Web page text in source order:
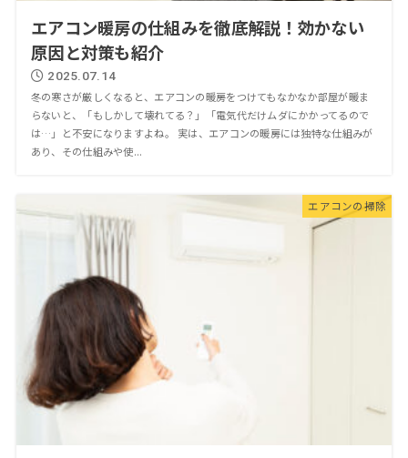
エアコン暖房の仕組みを徹底解説！効かない
原因と対策も紹介
2025.07.14
冬の寒さが厳しくなると、エアコンの暖房をつけてもなかなか部屋が暖ま
らないと、「もしかして壊れてる？」「電気代だけムダにかかってるので
は…」と不安になりますよね。 実は、エアコンの暖房には独特な仕組みが
あり、その仕組みや使...
エアコンの掃除